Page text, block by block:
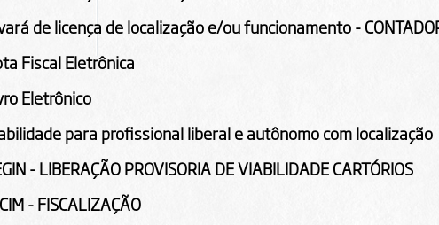
de licença de localização e/ou funcionamento -
Fiscal Eletrônica
Eletrônico
para profissional liberal e autônomo com localização
- LIBERAÇÃO PROVISORIA DE VIABILIDADE CARTÓRIOS
- FISCALIZAÇÃO